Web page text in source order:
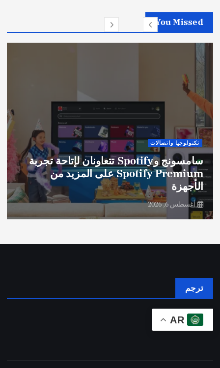
You Missed
تكنولوجيا واتصالات
سامسونج وSpotify تتعاونان لإتاحة تجربة
Spotify Premium على المزيد من
الأجهزة
أغسطس 6, 2026
ترجم
AR